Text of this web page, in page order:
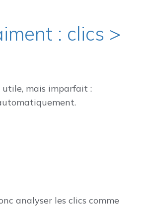
: clics >
utile, mais imparfait :
analyser les clics comme